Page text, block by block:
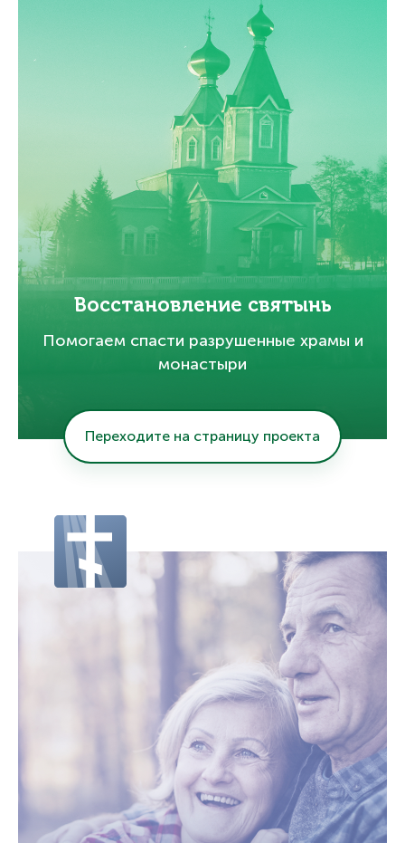
Восстановление святынь
Помогаем спасти разрушенные храмы и
монастыри
Переходите на страницу проекта